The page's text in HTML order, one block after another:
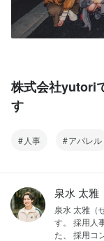
株式会社yutori
す
人事 アパレル
泉水 太雅
泉水 太雅（
す。 採用人
た、 採用コ